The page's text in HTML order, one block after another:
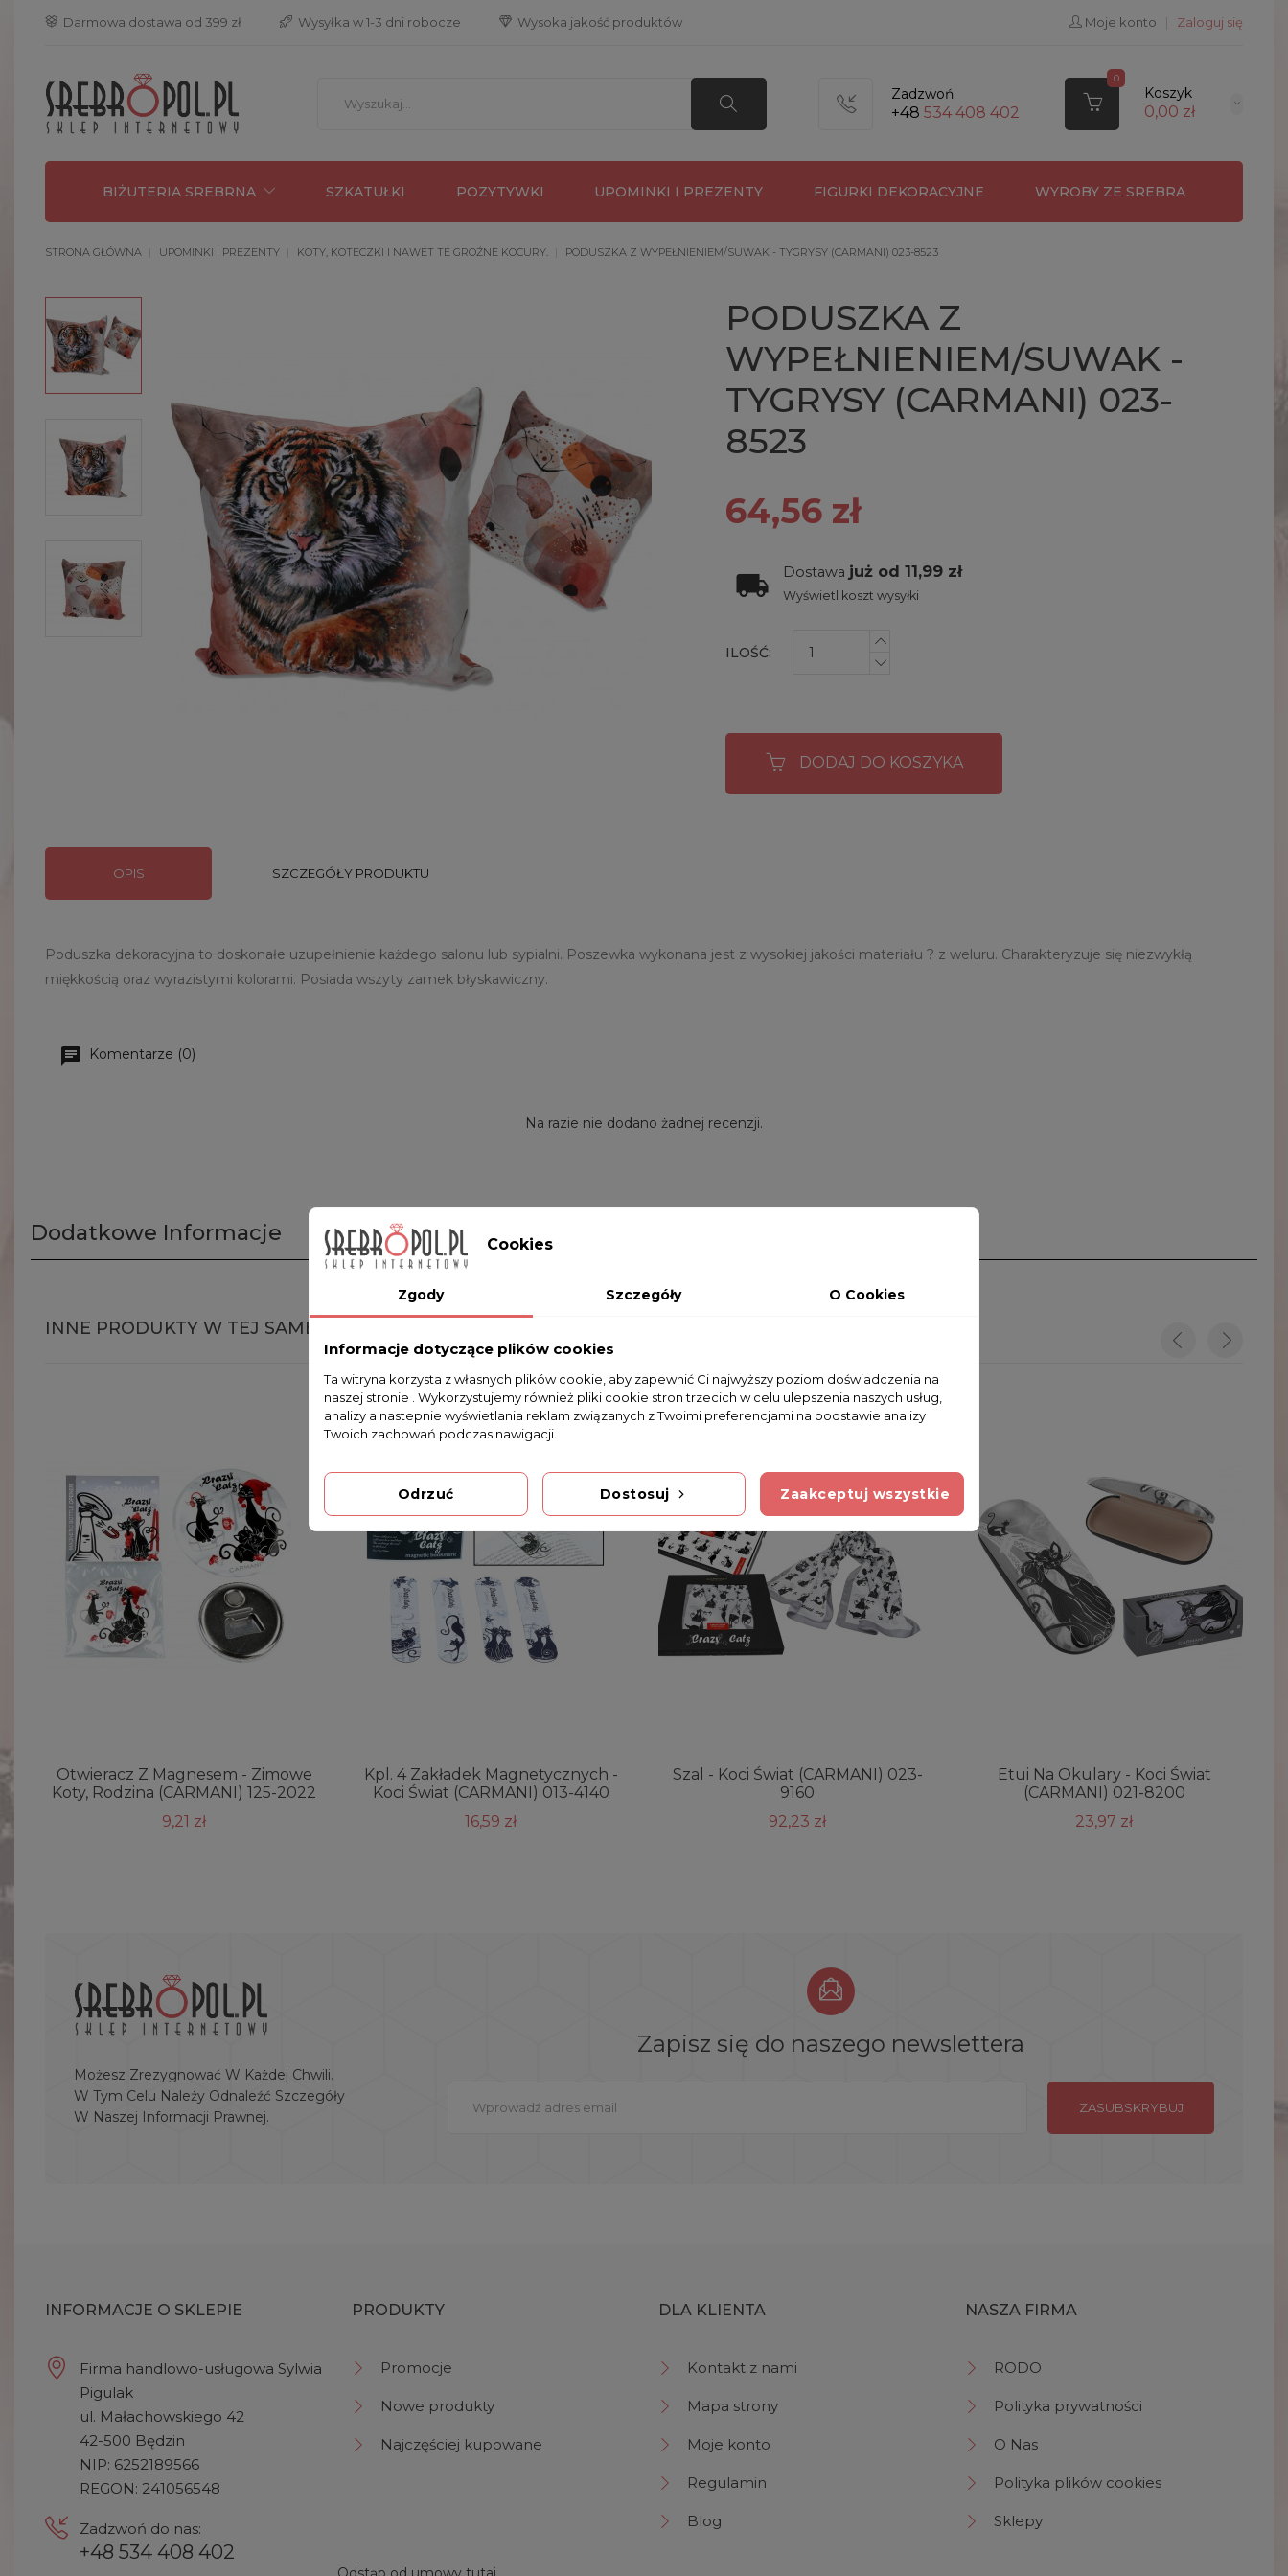
 Darmowa dostawa od 399 zł  Wysyłka w 1-3 dni robocze  Wysoka jakość produktów Moje konto Zaloguj się
Zadzwoń
+48 534 408 402
0
Koszyk
0,00 zł
BIŻUTERIA SREBRNA SZKATUŁKI POZYTYWKI UPOMINKI I PREZENTY FIGURKI DEKORACYJNE WYROBY ZE SREBRA
STRONA GŁÓWNA UPOMINKI I PREZENTY KOTY, KOTECZKI I NAWET TE GROŹNE KOCURY. PODUSZKA Z WYPEŁNIENIEM/SUWAK - TYGRYSY (CARMANI) 023-8523
PODUSZKA Z
WYPEŁNIENIEM/SUWAK -
TYGRYSY (CARMANI) 023-
8523
64,56 zł
Dostawa już od 11,99 zł
Wyświetl koszt wysyłki
ILOŚĆ:
DODAJ DO KOSZYKA
OPIS SZCZEGÓŁY PRODUKTU
Poduszka dekoracyjna to doskonałe uzupełnienie każdego salonu lub sypialni. Poszewka wykonana jest z wysokiej jakości materiału ? z weluru. Charakteryzuje się niezwykłą
miękkością oraz wyrazistymi kolorami. Posiada wszyty zamek błyskawiczny.
Komentarze (0)
Na razie nie dodano żadnej recenzji.
Dodatkowe Informacje
INNE PRODUKTY W TEJ SAMEJ KATEGORII
Otwieracz Z Magnesem - Zimowe
Koty, Rodzina (CARMANI) 125-2022
9,21 zł
Kpl. 4 Zakładek Magnetycznych -
Koci Świat (CARMANI) 013-4140
16,59 zł
Szal - Koci Świat (CARMANI) 023-
9160
92,23 zł
Etui Na Okulary - Koci Świat
(CARMANI) 021-8200
23,97 zł
Możesz Zrezygnować W Każdej Chwili.
W Tym Celu Należy Odnaleźć Szczegóły
W Naszej Informacji Prawnej.
Zapisz się do naszego newslettera
INFORMACJE O SKLEPIE
Firma handlowo-usługowa Sylwia
Pigulak
ul. Małachowskiego 42
42-500 Będzin
NIP: 6252189566
REGON: 241056548
Zadzwoń do nas:
+48 534 408 402
PRODUKTY
Promocje
Nowe produkty
Najczęściej kupowane
DLA KLIENTA
Kontakt z nami
Mapa strony
Moje konto
Regulamin
Blog
NASZA FIRMA
RODO
Polityka prywatności
O Nas
Polityka plików cookies
Sklepy
Cookies
Zgody Szczegóły O Cookies
Informacje dotyczące plików cookies
Ta witryna korzysta z własnych plików cookie, aby zapewnić Ci najwyższy poziom doświadczenia na
naszej stronie . Wykorzystujemy również pliki cookie stron trzecich w celu ulepszenia naszych usług,
analizy a nastepnie wyświetlania reklam związanych z Twoimi preferencjami na podstawie analizy
Twoich zachowań podczas nawigacji.
Odrzuć Dostosuj Zaakceptuj wszystkie